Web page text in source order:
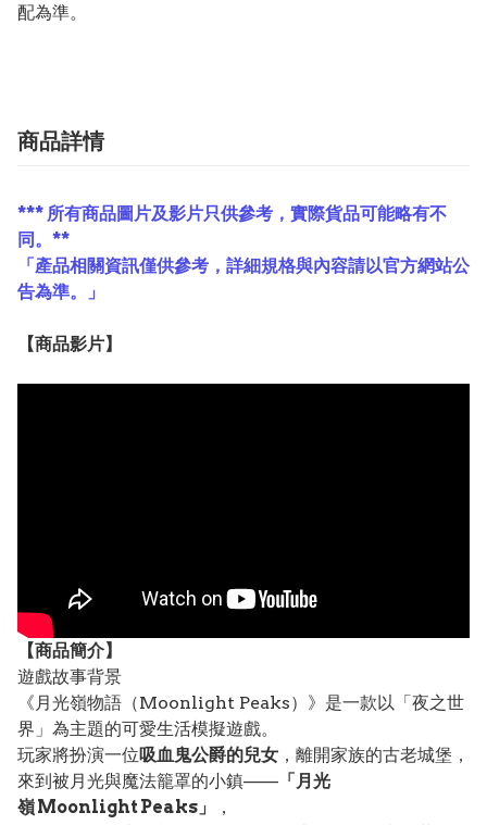
配為準。
商品詳情
*** 所有商品圖片及影片只供參考，實際貨品可能略有不
同。**
「產品相關資訊僅供參考，詳細規格與內容請以官方網站公
告為準。」
【商品影片】
【商品簡介】
遊戲故事背景
《月光嶺物語（Moonlight Peaks）》是一款以「夜之世
界」為主題的可愛生活模擬遊戲。
玩家將扮演一位吸血鬼公爵的兒女 ，離開家族的古老城堡，
來到被月光與魔法籠罩的小鎮—— 「月光
嶺 Moonlight Peaks」
，